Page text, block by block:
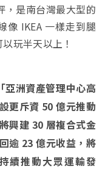
，是南台灣最大型的
像 IKEA 一樣走到腿
玩半天以上！
亞洲資產管理中心高
更斥資 50 億元推動
興建 30 層複合式金
逾 23 億元收益，將
續推動大眾運輸發